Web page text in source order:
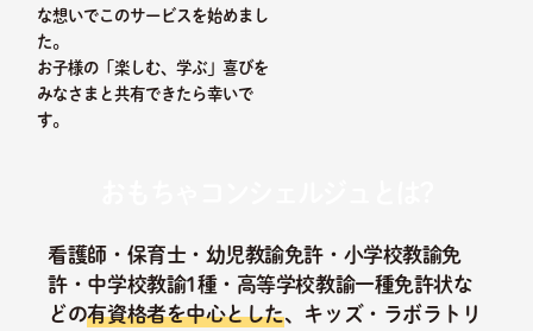
な想いでこのサービスを始めまし
た。
お子様の「楽しむ、学ぶ」喜びを
みなさまと共有できたら幸いで
す。
看護師・保育士・幼児教諭免許・小学校教諭免
許・中学校教諭1種・高等学校教諭一種免許状な
どの有資格者を中心とした、キッズ・ラボラトリ